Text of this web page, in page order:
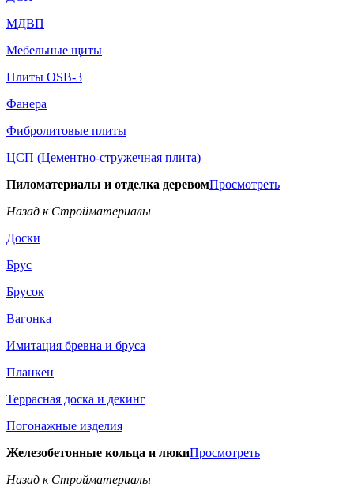
МДВП
Мебельные щиты
Плиты OSB-3
Фанера
Фибролитовые плиты
ЦСП (Цементно-стружечная плита)
Пиломатериалы и отделка деревомПросмотреть
Назад к Стройматериалы
Доски
Брус
Брусок
Вагонка
Имитация бревна и бруса
Планкен
Террасная доска и декинг
Погонажные изделия
Железобетонные кольца и люкиПросмотреть
Назад к Стройматериалы